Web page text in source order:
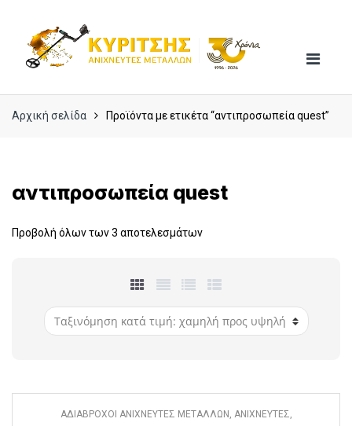
navigation
content
Αρχική σελίδα Προϊόντα με ετικέτα “αντιπροσωπεία quest”
αντιπροσωπεία quest
Προβολή όλων των 3 αποτελεσμάτων
ΑΔΙΑΒΡΟΧΟΙ ΑΝΙΧΝΕΥΤΕΣ ΜΕΤΑΛΛΩΝ , ΑΝΙΧΝΕΥΤΕΣ,